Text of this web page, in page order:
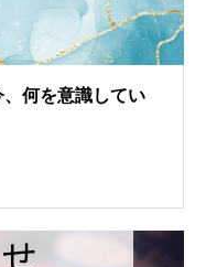
、何を意識してい